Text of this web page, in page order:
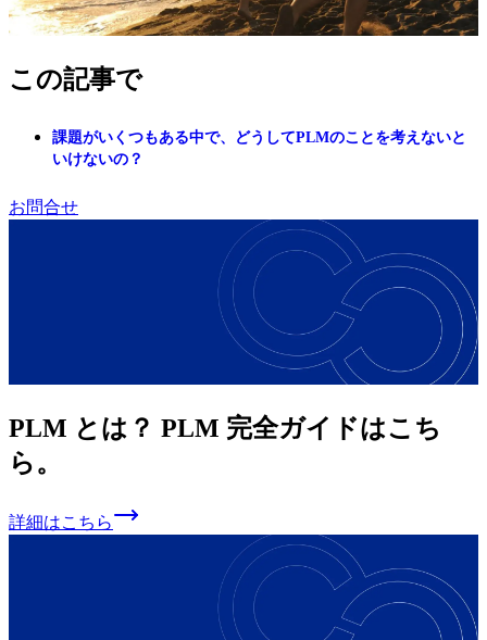
この記事で
課題がいくつもある中で、どうしてPLMのことを考えないと
いけないの？
お問合せ
PLM とは？ PLM 完全ガイドはこち
ら。
詳細はこちら